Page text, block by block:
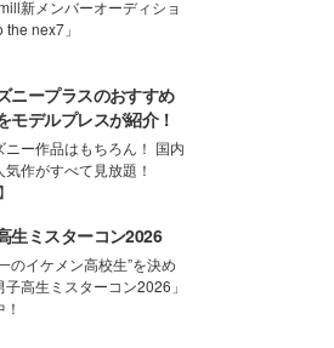
新メンバーオーディショ
the nex7」
ニープラスのおすすめ
モデルプレスが紹介！
ニー作品はもちろん！ 国内
気作がすべて見放題！
生ミスターコン2026
のイケメン高校生”を決め
子高生ミスターコン2026」